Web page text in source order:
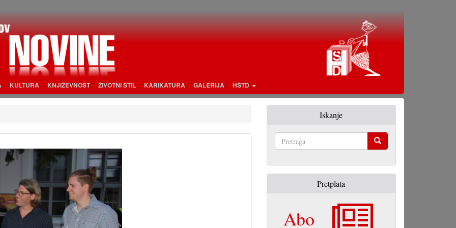
KULTURA KNJIŽEVNOST ŽIVOTNI STIL KARIKATURA GALERIJA HŠTD
Iskanje
Pretplata
Abo